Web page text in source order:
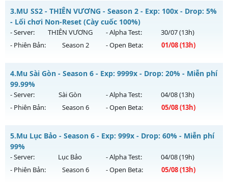
Thể loại: Mu Nguyên bản Webzen
Antihack: GameGuard
__MU SÀI GÒN__ - LÂU DÀI, CHƠI LÀ NGHIỀN
Mu mới ra tháng 07 2026 - Mở máy chủ
ngày 29/07/2626
Exp: 200x - Drop: 20%
Thể loại: Mu Nguyên bản Webzen
Antihack: AntiShark
3.MU SS2 - THIÊN VƯƠNG - Season 2 - Exp: 100x - Drop: 5%
- Lối chơi Non-Reset (Cày cuốc 100%)
- Server: THIÊN VƯƠNG - Alpha Test: 30/07(13h)
- Phiên Bản:
Season 2 - Open Beta: 01/08(13h)
MU SS2 - THIÊN VƯƠNG - Lối chơi Non-Reset (Cày cuốc
100%)
Mu mới ra tháng 08 2026 - Mở máy chủ
THIÊN VƯƠNG
13h ngày 01/08/2626
Kiểu reset: Non Reset
Thể loại: Mu Nguyên bản Webzen
Antihack: XShield
4.Mu Sài Gòn - Season 6 - Exp: 9999x - Drop: 20% - Miễn phí
99.99%
- Server: Sài Gòn - Alpha Test: 04/08(13h)
- Phiên Bản:
Season 6 - Open Beta: 05/08(13h)
Mu Sài Gòn - Miễn phí 99.99%
Mu mới ra tháng 08 2026 - Mở máy chủ
ngày 05/08/2626
Exp: 9999x - Drop: 20%
5.Mu Lục Bảo - Season 6 - Exp: 999x - Drop: 60% - Miễn phí
99%
- Server: Lục Bảo - Alpha Test: 04/08(19h)
- Phiên Bản:
Season 6 - Open Beta: 05/08(13h)